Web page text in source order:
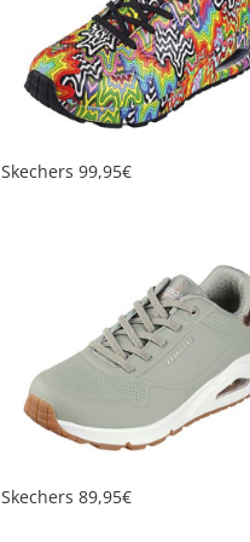
Skechers 99,95€
Skechers 89,95€